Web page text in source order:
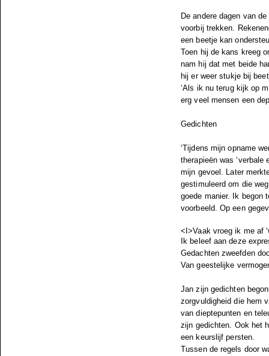
De andere dagen van
voorbij trekken.
een beetje kan
Toen hij de kans kreeg
nam hij dat met beide
hij er weer stukje bij
‘Als ik nu terug kijk op
erg veel mensen een
Gedichten
‘Tijdens mijn opname
therapieën was
mijn gevoel. Later
gestimuleerd om die
goede manier. Ik begon
voorbeeld. Op een
<I>Vaak vroeg ik me af
Ik beleef aan deze
Gedachten zweefden
Van geestelijke
Jan zijn gedichten
zorgvuldigheid die hem
van dieptepunten en
zijn gedichten. Ook het
een keurslijf persten.
Tussen de regels door